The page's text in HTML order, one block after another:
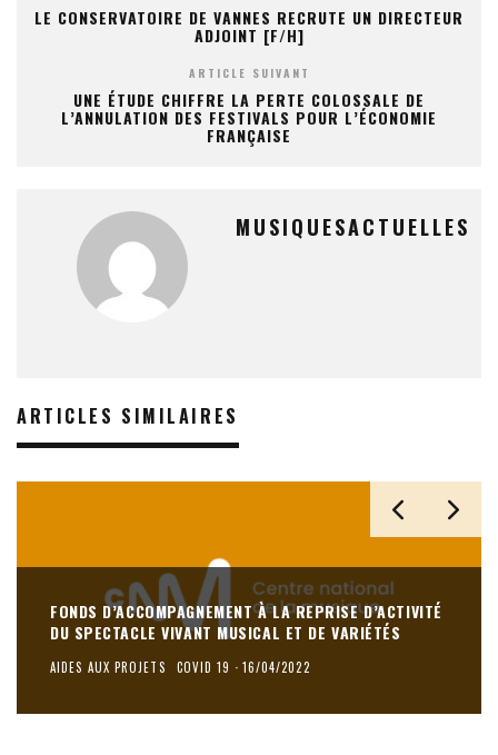
LE CONSERVATOIRE DE VANNES RECRUTE UN DIRECTEUR
ADJOINT [F/H]
ARTICLE SUIVANT
UNE ÉTUDE CHIFFRE LA PERTE COLOSSALE DE
L’ANNULATION DES FESTIVALS POUR L’ÉCONOMIE
FRANÇAISE
MUSIQUESACTUELLES
ARTICLES SIMILAIRES
FONDS D’ACCOMPAGNEMENT À LA REPRISE D’ACTIVITÉ
DU SPECTACLE VIVANT MUSICAL ET DE VARIÉTÉS
AIDES AUX PROJETS COVID 19 · 16/04/2022